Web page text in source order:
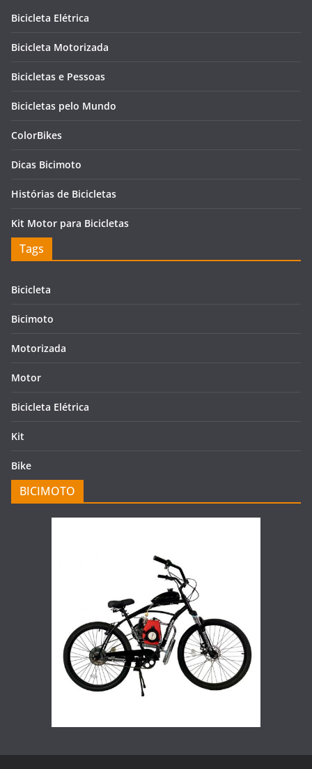
Bicicleta Elétrica
Bicicleta Motorizada
Bicicletas e Pessoas
Bicicletas pelo Mundo
ColorBikes
Dicas Bicimoto
Histórias de Bicicletas
Kit Motor para Bicicletas
Tags
Bicicleta
Bicimoto
Motorizada
Motor
Bicicleta Elétrica
Kit
Bike
BICIMOTO